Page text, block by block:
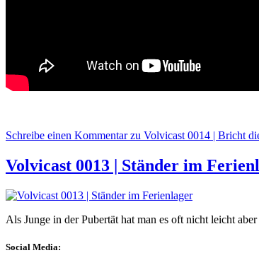
Schreibe einen Kommentarzu Volvicast 0014 | Bricht
Volvicast 0013 | Ständer im
Als Junge in der Pubertät hat man es oft nicht leicht
Social Media: